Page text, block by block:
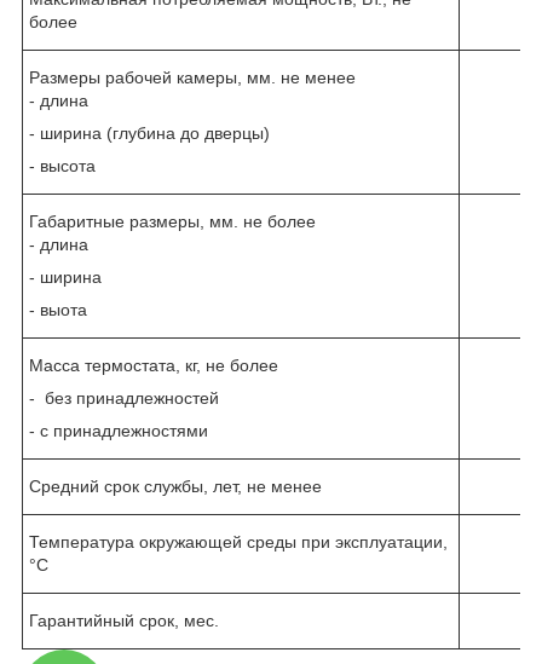
более
Размеры рабочей камеры, мм. не менее
- длина
- ширина (глубина до дверцы)
- высота
Габаритные размеры, мм. не более
- длина
- ширина
- выота
Масса термостата, кг, не более
- без принадлежностей
- с принадлежностями
Средний срок службы, лет, не менее
Температура окружающей среды при эксплуатации,
°С
Гарантийный срок, мес.